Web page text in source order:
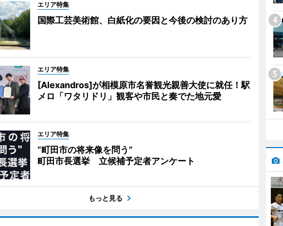
エリア特集
国際工芸美術館、白紙化の要因と今後の検討のあり方
エリア特集
[Alexandros]が相模原市名誉観光親善大使に就任！駅
メロ「ワタリドリ」観客や市民と奏でた地元愛
エリア特集
“町田市の将来像を問う”
町田市長選挙 立候補予定者アンケート
もっと見る